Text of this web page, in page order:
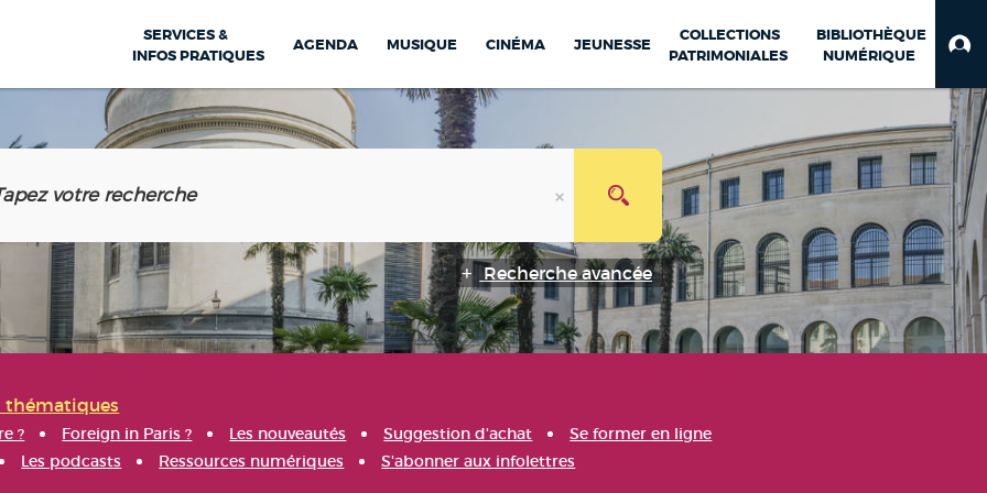
SERVICES &
INFOS PRATIQUES
AGENDA MUSIQUE CINÉMA JEUNESSE
COLLECTIONS
PATRIMONIALES
BIBLIOTHÈQUE
NUMÉRIQUE
Recherche avancée
thématiques
? Foreign in Paris ? Les nouveautés Suggestion d'achat
Se former en ligne
Les podcasts Ressources numériques S'abonner aux infolettres